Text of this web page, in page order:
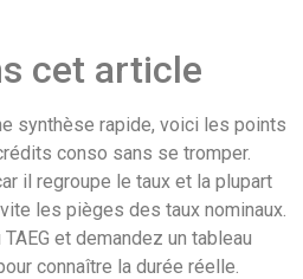
cet article
synthèse rapide, voici les points
conso sans se tromper.
il regroupe le taux et la plupart
les pièges des taux nominaux.
et demandez un tableau
connaître la durée réelle.